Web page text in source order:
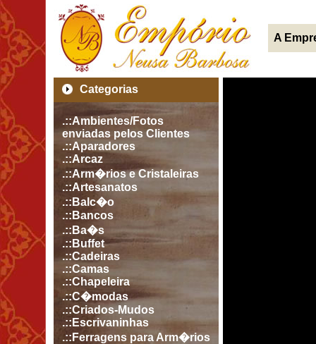
A
Categorias
.::Ambientes/Fotos
enviadas pelos Clientes
.::Aparadores
.::Arcaz
.::Arm�rios e Cristaleiras
.::Artesanatos
.::Balc�o
.::Bancos
.::Ba�s
.::Buffet
.::Cadeiras
.::Camas
.::Chapeleira
.::C�modas
.::Criados-Mudos
.::Escrivaninhas
.::Ferragens para Arm�rios